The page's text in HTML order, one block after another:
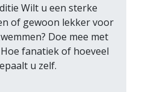
Wilt u een sterke
of gewoon lekker voor
Doe mee met
fanatiek of hoeveel
u zelf.